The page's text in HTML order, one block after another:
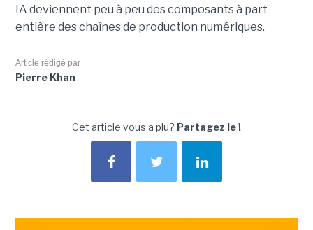
IA deviennent peu à peu des composants à part
entière des chaînes de production numériques.
Article rédigé par
Pierre Khan
Cet article vous a plu? Partagez le !